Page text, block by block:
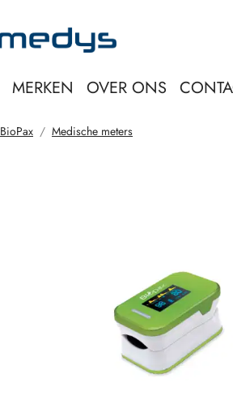
MERKEN OVER ONS
BioPax Medische meters